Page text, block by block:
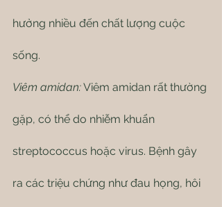
hưởng nhiều đến chất lượng cuộc
sống.
Viêm amidan: Viêm amidan rất thường
gặp, có thể do nhiễm khuẩn
streptococcus hoặc virus. Bệnh gây
ra các triệu chứng như đau họng, hôi